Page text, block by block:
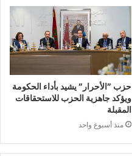
حزب ”الأحرار” يشيد بأداء الحكومة
ويؤكد جاهزية الحزب للاستحقاقات
المقبلة
منذ أسبوع واحد